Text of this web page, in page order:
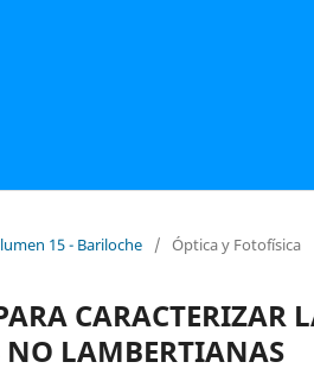
15 - Bariloche / Óptica y Fotofísica
CARACTERIZAR
NO LAMBERTIANAS